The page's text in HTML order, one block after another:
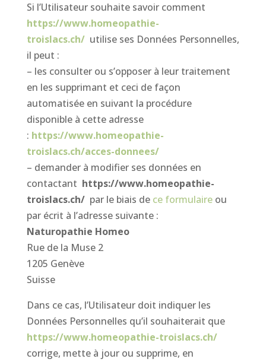
Si l’Utilisateur souhaite savoir comment
https://www.homeopathie-
troislacs.ch/ utilise ses Données Personnelles,
il peut :
– les consulter ou s’opposer à leur traitement
en les supprimant et ceci de façon
automatisée en suivant la procédure
disponible à cette adresse
: https://www.homeopathie-
troislacs.ch/acces-donnees/
– demander à modifier ses données en
contactant https://www.homeopathie-
troislacs.ch/ par le biais de ce formulaireou
par écrit à l’adresse suivante :
Naturopathie Homeo
Rue de la Muse 2
1205 Genève
Suisse
Dans ce cas, l’Utilisateur doit indiquer les
Données Personnelles qu’il souhaiterait que
https://www.homeopathie-troislacs.ch/
corrige, mette à jour ou supprime, en